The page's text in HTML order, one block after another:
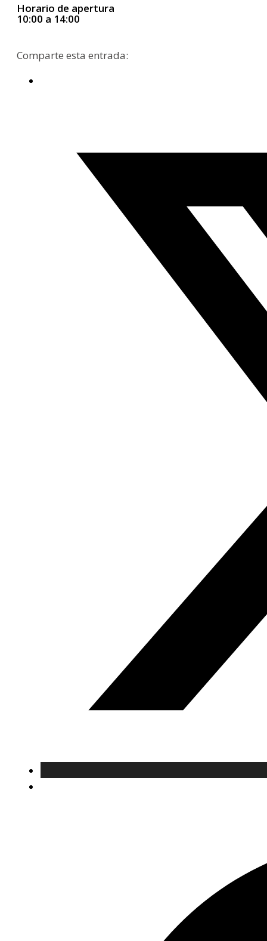
Horario de apertura
10:00 a 14:00
Comparte esta entrada: